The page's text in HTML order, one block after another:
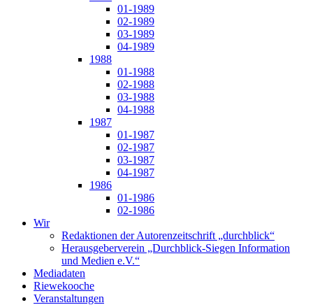
01-1989
02-1989
03-1989
04-1989
1988
01-1988
02-1988
03-1988
04-1988
1987
01-1987
02-1987
03-1987
04-1987
1986
01-1986
02-1986
Wir
Redaktionen der Autorenzeitschrift „durchblick“
Herausgeberverein „Durchblick-Siegen Information
und Medien e.V.“
Mediadaten
Riewekooche
Veranstaltungen